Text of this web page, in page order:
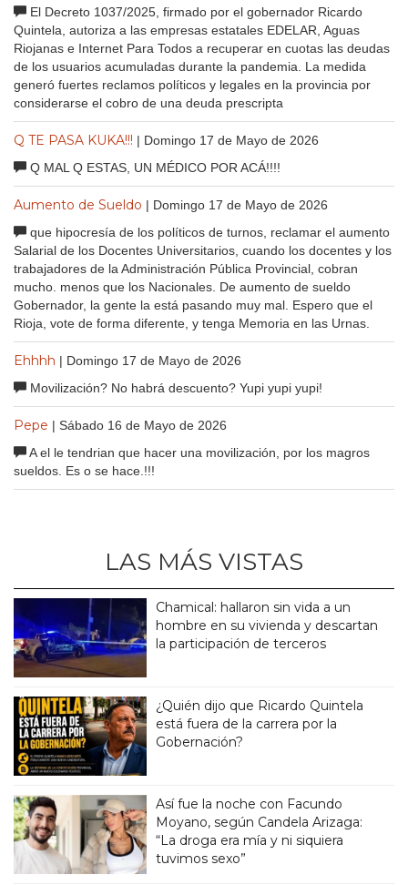
El Decreto 1037/2025, firmado por el gobernador Ricardo
Quintela, autoriza a las empresas estatales EDELAR, Aguas
Riojanas e Internet Para Todos a recuperar en cuotas las deudas
de los usuarios acumuladas durante la pandemia. La medida
generó fuertes reclamos políticos y legales en la provincia por
considerarse el cobro de una deuda prescripta
Q TE PASA KUKA!!! | Domingo 17 de Mayo de 2026
Q MAL Q ESTAS, UN MÉDICO POR ACÁ!!!!
Aumento de Sueldo | Domingo 17 de Mayo de 2026
que hipocresía de los políticos de turnos, reclamar el aumento
Salarial de los Docentes Universitarios, cuando los docentes y los
trabajadores de la Administración Pública Provincial, cobran
mucho. menos que los Nacionales. De aumento de sueldo
Gobernador, la gente la está pasando muy mal. Espero que el
Rioja, vote de forma diferente, y tenga Memoria en las Urnas.
Ehhhh | Domingo 17 de Mayo de 2026
Movilización? No habrá descuento? Yupi yupi yupi!
Pepe | Sábado 16 de Mayo de 2026
A el le tendrian que hacer una movilización, por los magros
sueldos. Es o se hace.!!!
LAS MÁS VISTAS
Chamical: hallaron sin vida a un
hombre en su vivienda y descartan
la participación de terceros
¿Quién dijo que Ricardo Quintela
está fuera de la carrera por la
Gobernación?
Así fue la noche con Facundo
Moyano, según Candela Arizaga:
“La droga era mía y ni siquiera
tuvimos sexo”